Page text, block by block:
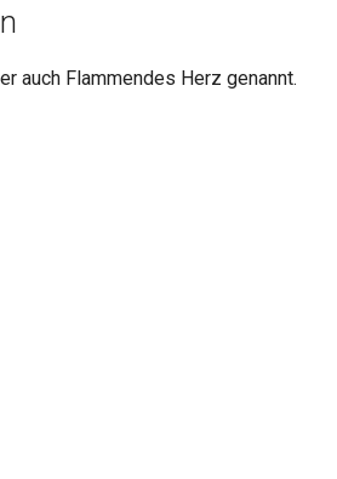
auch Flammendes Herz genannt.